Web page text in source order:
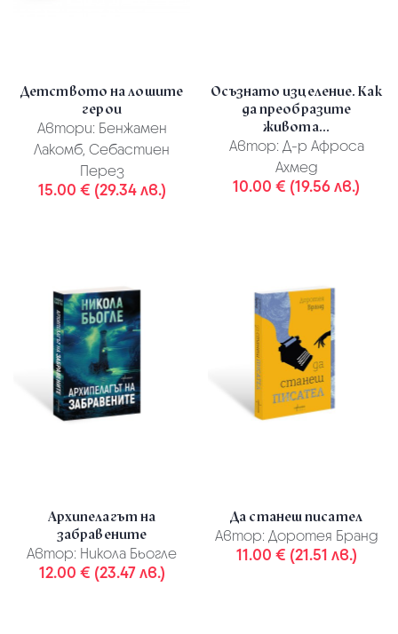
Детството на лошите
герои
Автори: Бенжамен
Лакомб, Себастиен
Перез
15.00 € (29.34 лв.)
Осъзнато изцеление. Как
да преобразите
живота...
Автор: Д-р Афроса
Ахмед
10.00 € (19.56 лв.)
Архипелагът на
забравените
Автор: Никола Бьогле
12.00 € (23.47 лв.)
Да станеш писател
Автор: Доротея Бранд
11.00 € (21.51 лв.)